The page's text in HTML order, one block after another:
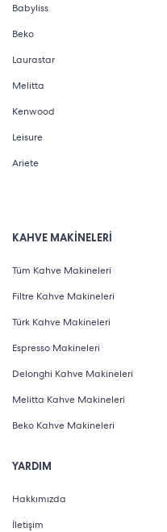
Babyliss
Beko
Laurastar
Melitta
Kenwood
Leisure
Ariete
KAHVE MAKİNELERİ
Tüm Kahve Makineleri
Filtre Kahve Makineleri
Türk Kahve Makineleri
Espresso Makineleri
Delonghi Kahve Makineleri
Melitta Kahve Makineleri
Beko Kahve Makineleri
YARDIM
Hakkımızda
İletişim